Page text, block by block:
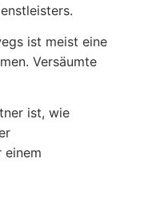
ist meist eine
Versäumte
ist, wie
einem